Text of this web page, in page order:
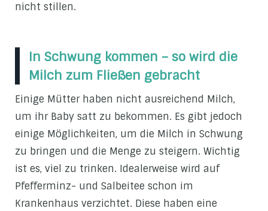
nicht stillen.
In Schwung kommen – so wird die
Milch zum Fließen gebracht
Einige Mütter haben nicht ausreichend Milch,
um ihr Baby satt zu bekommen. Es gibt jedoch
einige Möglichkeiten, um die Milch in Schwung
zu bringen und die Menge zu steigern. Wichtig
ist es, viel zu trinken. Idealerweise wird auf
Pfefferminz- und Salbeitee schon im
Krankenhaus verzichtet. Diese haben eine